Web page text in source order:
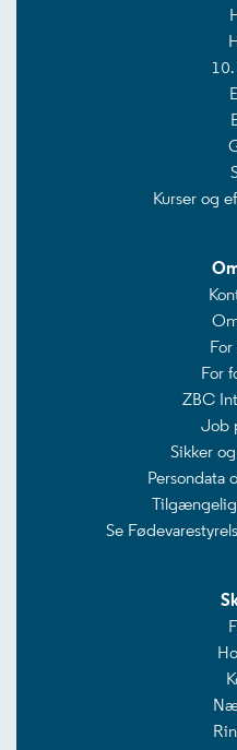
10.
Kurser og
For
ZBC
Job
Sikker
Persondata
Se